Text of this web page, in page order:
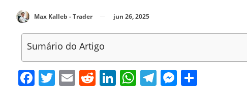
Max Kalleb - Trader jun 26, 2025
Sumário do Artigo
Facebook
Twitter
EmailReddit
LinkedIn
WhatsApp
Telegram